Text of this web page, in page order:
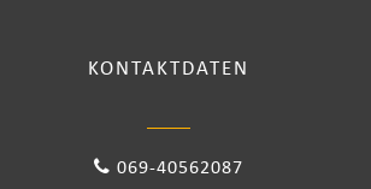
KONTAKTDATEN
069-40562087